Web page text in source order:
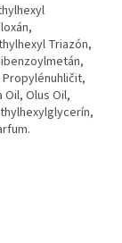
Triazón,
Oil, Olus Oil,